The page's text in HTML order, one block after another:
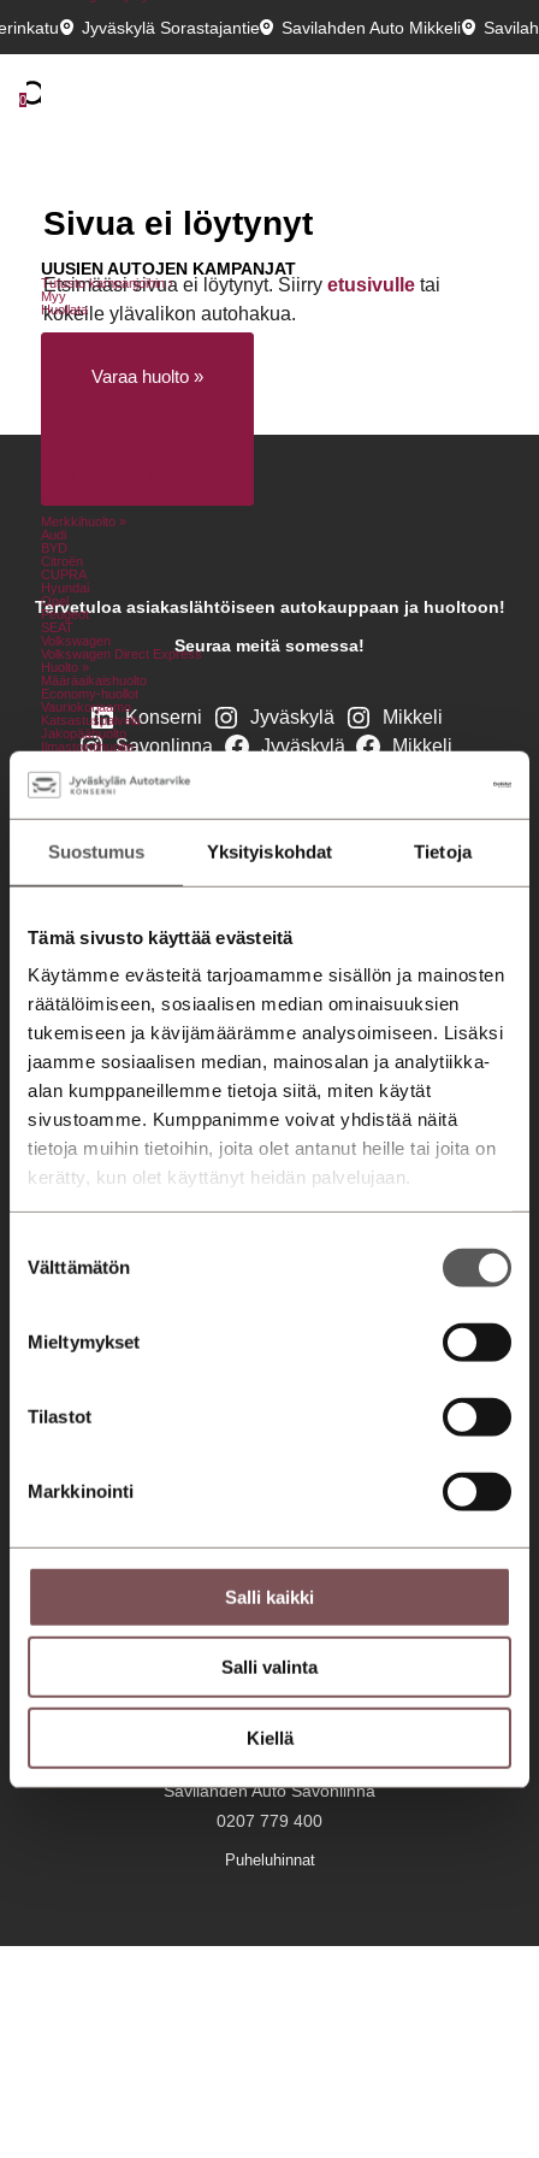
Suostumus Yksityiskohdat Tietoja
Tämä sivusto käyttää evästeitä
Käytämme evästeitä tarjoamamme sisällön ja mainosten
räätälöimiseen, sosiaalisen median ominaisuuksien
tukemiseen ja kävijämäärämme analysoimiseen. Lisäksi
jaamme sosiaalisen median, mainosalan ja analytiikka-
alan kumppaneillemme tietoja siitä, miten käytät
sivustoamme. Kumppanimme voivat yhdistää näitä
tietoja muihin tietoihin, joita olet antanut heille tai joita on
kerätty, kun olet käyttänyt heidän palvelujaan.
valinta
Välttämätön
Mieltymykset
Tilastot
Markkinointi
Salli kaikki
Salli valinta
Kiellä
Jyväskylä Sorastajantie Savilahden Auto Mikkeli
UUSIEN AUTOJEN KAMPANJAT
Tutustu kampanjoihin ›
Myy
Huollata
Varaa huolto »
Merkkihuolto »
Audi
BYD
Citroën
CUPRA
Hyundai
Opel
Peugeot
SEAT
Volkswagen
Volkswagen Direct Express
Huolto »
Määräaikaishuolto
Economy-huollot
Vauriokorjaamo
Katsastuspalvelu
Jakopäähuolto
Ilmastointihuolto
Lisäpalvelut »
Auton varaosat ja tarvikkeet
Digitaalinen huoltopalvelu
Autopesu
Kampanjat
Ajankohtaista
Laadun varmistaminen
Yhteystiedot
Jyväskylän Autotarvike Palanderinkatu
Jyväskylän Autotarvike Aholaidantie
Savilahden Auto Mikkeli
Savilahden Auto Savonlinna
Automyyjät
0
Sivua ei löytynyt
Etsimääsi sivua ei löytynyt. Siirry etusivulle tai
kokeile ylävalikon autohakua.
Tervetuloa asiakaslähtöiseen autokauppaan ja huoltoon!
Seuraa meitä somessa!
Konserni Jyväskylä
Mikkeli
Savonlinna
Jyväskylä
Mikkeli
Autorahoitus
Etämyynnin ehdot
Huolto
Varaa huolto
Huolto- ja korjauspalvelut
Merkkihuolto
Asiakaspalvelut
0207 779 200
Savilahden Auto Savonlinna
0207 779 400
Puheluhinnat